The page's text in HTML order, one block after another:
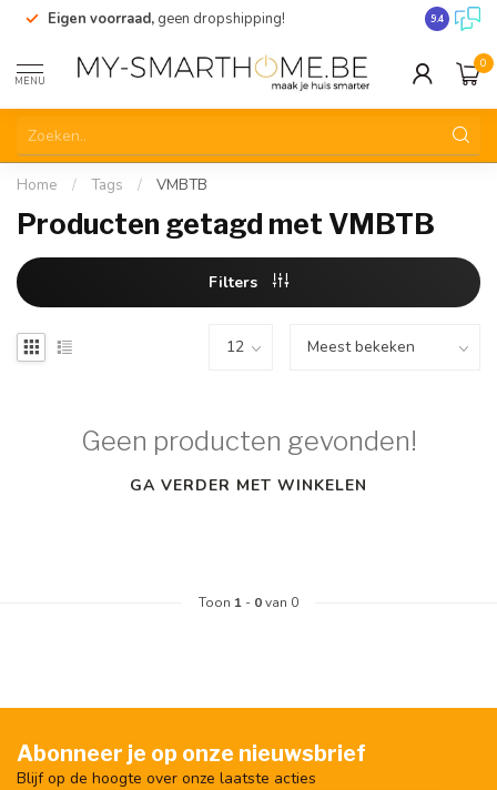
Eigen voorraad, geen dropshipping! 9.4
MENU
0
Home / Tags / VMBTB
Producten getagd met VMBTB
Filters
Geen producten gevonden!
GA VERDER MET WINKELEN
Toon 1 - 0van 0
Abonneer je op onze nieuwsbrief
Blijf op de hoogte over onze laatste acties